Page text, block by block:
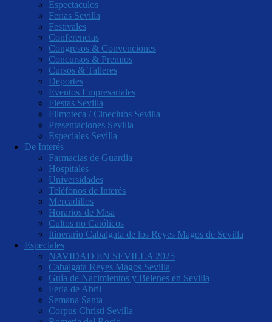
Espectaculos
Ferias Sevilla
Festivales
Conferencias
Congresos & Convenciones
Concursos & Premios
Cursos & Talleres
Deportes
Eventos Empresariales
Fiestas Sevilla
Filmoteca / Cineclubs Sevilla
Presentaciones Sevilla
Especiales Sevilla
De Interés
Farmacias de Guardia
Hospitales
Universidades
Teléfonos de Interés
Mercadillos
Horarios de Misa
Cultos no Católicos
Itinerario Cabalgata de los Reyes Magos de Sevilla
Especiales
NAVIDAD EN SEVILLA 2025
Cabalgata Reyes Magos Sevilla
Guía de Nacimientos y Belenes en Sevilla
Feria de Abril
Semana Santa
Corpus Christi Sevilla